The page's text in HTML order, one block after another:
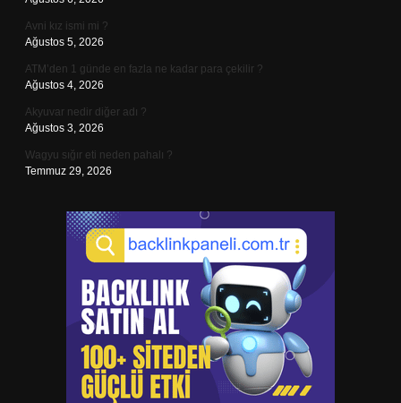
Avni kız ismi mi ?
Ağustos 5, 2026
ATM’den 1 günde en fazla ne kadar para çekilir ?
Ağustos 4, 2026
Akyuvar nedir diğer adı ?
Ağustos 3, 2026
Wagyu sığır eti neden pahalı ?
Temmuz 29, 2026